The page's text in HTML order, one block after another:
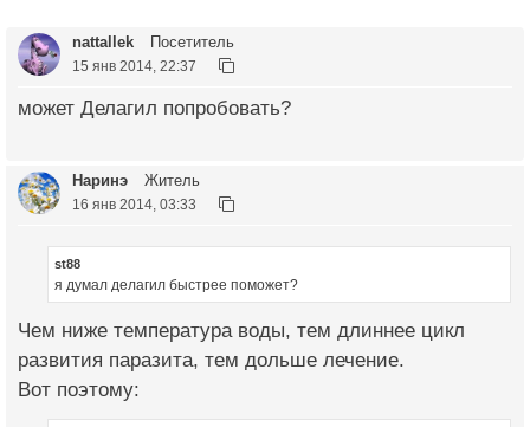
nattallek Посетитель
15 янв 2014, 22:37
может Делагил попробовать?
Наринэ Житель
16 янв 2014, 03:33
st88
я думал делагил быстрее поможет?
Чем ниже температура воды, тем длиннее цикл
развития паразита, тем дольше лечение.
Вот поэтому: